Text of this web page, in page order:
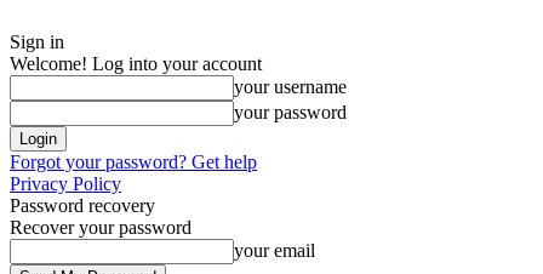
Sign in
Welcome! Log into your account
your username
your password
Forgot your password? Get help
Privacy Policy
Password recovery
Recover your password
your email